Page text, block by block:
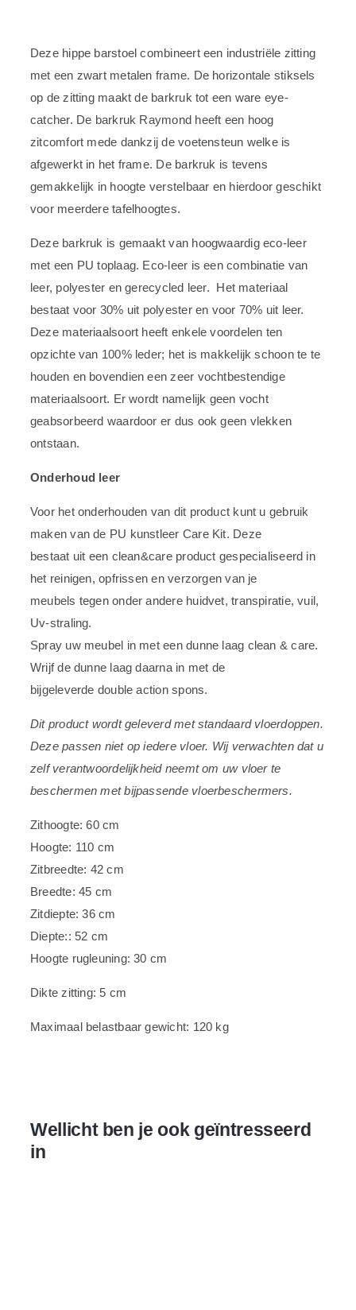
Deze hippe barstoel combineert een industriële zitting
met een zwart metalen frame. De horizontale stiksels
op de zitting maakt de barkruk tot een ware eye-
catcher. De barkruk Raymond heeft een hoog
zitcomfort mede dankzij de voetensteun welke is
afgewerkt in het frame. De barkruk is tevens
gemakkelijk in hoogte verstelbaar en hierdoor geschikt
voor meerdere tafelhoogtes.
Deze barkruk is gemaakt van hoogwaardig eco-leer
met een PU toplaag. Eco-leer is een combinatie van
leer, polyester en gerecycled leer. Het materiaal
bestaat voor 30% uit polyester en voor 70% uit leer.
Deze materiaalsoort heeft enkele voordelen ten
opzichte van 100% leder; het is makkelijk schoon te te
houden en bovendien een zeer vochtbestendige
materiaalsoort. Er wordt namelijk geen vocht
geabsorbeerd waardoor er dus ook geen vlekken
ontstaan.
Onderhoud leer
Voor het onderhouden van dit product kunt u gebruik
maken van de PU kunstleer Care Kit. Deze
bestaat uit een clean&care product gespecialiseerd in
het reinigen, opfrissen en verzorgen van je
meubels tegen onder andere huidvet, transpiratie, vuil,
Uv-straling.
Spray uw meubel in met een dunne laag clean & care.
Wrijf de dunne laag daarna in met de
bijgeleverde double action spons.
Dit product wordt geleverd met standaard vloerdoppen.
Deze passen niet op iedere vloer. Wij verwachten dat u
zelf verantwoordelijkheid neemt om uw vloer te
beschermen met bijpassende vloerbeschermers.
Zithoogte: 60 cm
Hoogte: 110 cm
Zitbreedte: 42 cm
Breedte: 45 cm
Zitdiepte: 36 cm
Diepte:: 52 cm
Hoogte rugleuning: 30 cm
Dikte zitting: 5 cm
Maximaal belastbaar gewicht: 120 kg
Wellicht ben je ook geïntresseerd
in